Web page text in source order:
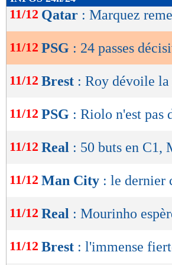
de
lecture
OK
11/12 Qatar : Marquez
11/12 PSG : 24 passes
11/12 Brest : Roy dévoile
11/12 PSG : Riolo n'est pas
11/12 Real : 50 buts en C1,
11/12 Man City : le dernier
11/12 Real : Mourinho
11/12 Brest : l'immense